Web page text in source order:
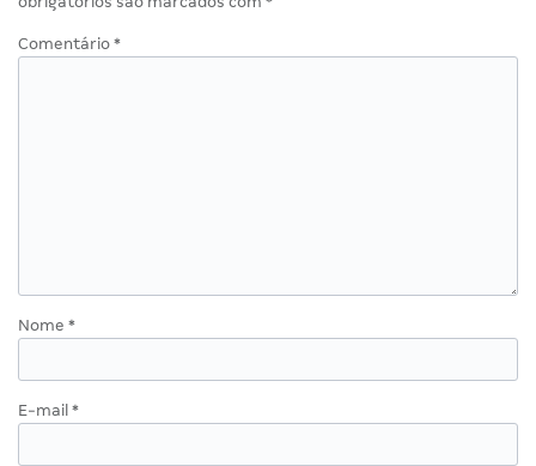
Comentário *
Nome *
E-mail *